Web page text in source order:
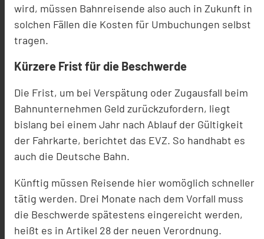
wird, müssen Bahnreisende also auch in Zukunft in
solchen Fällen die Kosten für Umbuchungen selbst
tragen.
Kürzere Frist für die Beschwerde
Die Frist, um bei Verspätung oder Zugausfall beim
Bahnunternehmen Geld zurückzufordern, liegt
bislang bei einem Jahr nach Ablauf der Gültigkeit
der Fahrkarte, berichtet das EVZ. So handhabt es
auch die Deutsche Bahn.
Künftig müssen Reisende hier womöglich schneller
tätig werden. Drei Monate nach dem Vorfall muss
die Beschwerde spätestens eingereicht werden,
heißt es in Artikel 28 der neuen Verordnung.